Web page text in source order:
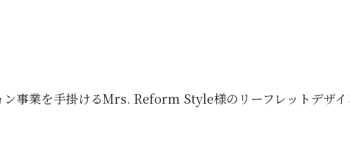
ン事業を手掛けるMrs. Reform Style様のリーフレットデザイ